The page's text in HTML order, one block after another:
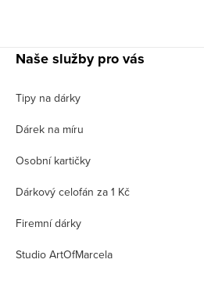
Naše služby pro vás
Tipy na dárky
Dárek na míru
Osobní kartičky
Dárkový celofán za 1 Kč
Firemní dárky
Studio ArtOfMarcela